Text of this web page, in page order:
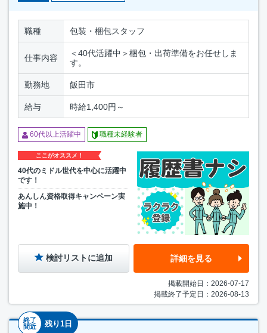
職種 包装・梱包スタッフ
仕事内容
＜40代活躍中＞梱包・出荷準備をお任せしま
す。
勤務地 飯田市
給与 時給1,400円～
60代以上活躍中 職種未経験者
ここがオススメ！
40代のミドル世代を中心に活躍中
です！
あんしん資格取得キャンペーン実
施中！
検討リストに追加 詳細を見る
掲載開始日：2026-07-17
掲載終了予定日：2026-08-13
終了
間近
残り1日